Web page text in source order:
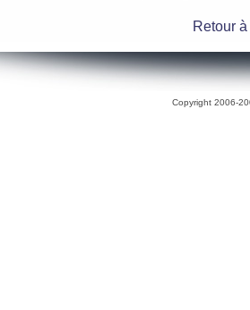
Retour
Copyright 2006-